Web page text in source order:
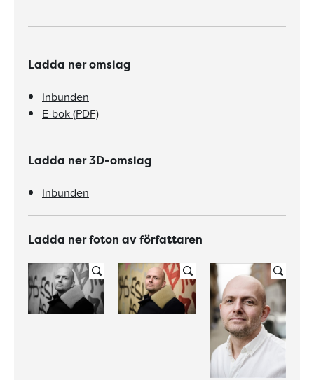
Ladda ner omslag
Inbunden
E-bok (PDF)
Ladda ner 3D-omslag
Inbunden
Ladda ner foton av författaren